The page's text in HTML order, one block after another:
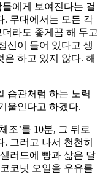
에게 보여진다는 걸
. 무대에서는 모든 각
라도 좋게끔 해 두고
신이 들어 있다고 생
하고 있지 않다. 해
습관처럼 하는 노력
울인다고 하겠다.
조’를 10분, 그 뒤로
그러고 나서 천천히
러드에 빵과 삶은 달
코넛 오일을 우유를